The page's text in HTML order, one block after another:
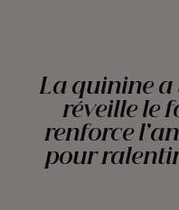
La quinine a
réveille le
renforce
pour